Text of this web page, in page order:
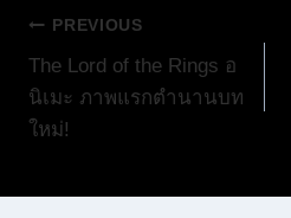
แนะแนว
เรื่อง
PREVIOUS
The Lord of the Rings อ
นิเมะ ภาพแรกตำนานบท
ใหม่!